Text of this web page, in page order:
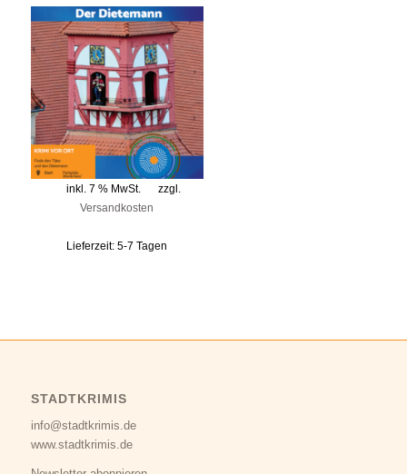
inkl. 7 % MwSt.
zzgl.
Versandkosten
Lieferzeit:5-7 Tagen
STADTKRIMIS
info@stadtkrimis.de
www.stadtkrimis.de